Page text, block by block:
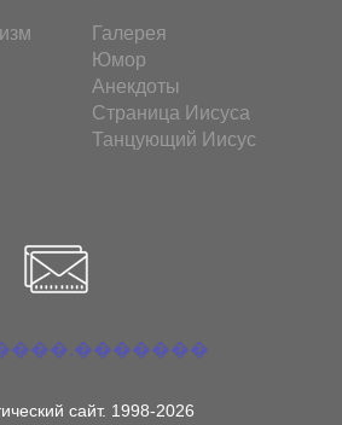
Галерея
Юмор
Анекдоты
Страница Иисуса
Танцующий Иисус
сайт. 1998-2026